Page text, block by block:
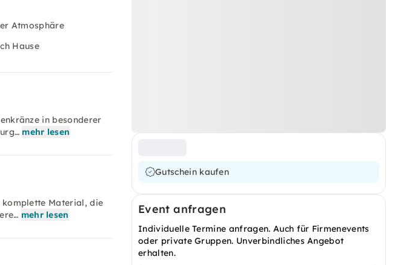
Gutschein kaufen
Event anfragen
Individuelle Termine anfragen. Auch für Firmenevents
oder private Gruppen. Unverbindliches Angebot
erhalten.
Atmosphäre
Hause
in besonderer
mehr lesen
komplette Material, die
mehr lesen